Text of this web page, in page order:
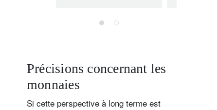
Précisions concernant les
monnaies
Si cette perspective à long terme est